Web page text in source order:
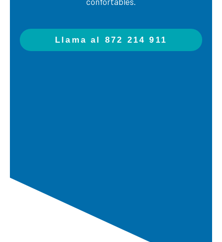
Llama al 872 214 911